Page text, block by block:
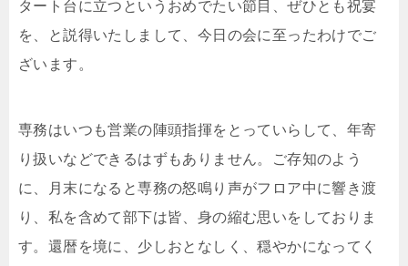
タート台に立つというおめでたい節目、ぜひとも祝宴
を、と説得いたしまして、今日の会に至ったわけでご
ざいます。
専務はいつも営業の陣頭指揮をとっていらして、年寄
り扱いなどできるはずもありません。ご存知のよう
に、月末になると専務の怒鳴り声がフロア中に響き渡
り、私を含めて部下は皆、身の縮む思いをしておりま
す。還暦を境に、少しおとなしく、穏やかになってく